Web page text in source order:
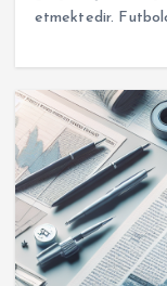
etmektedir.